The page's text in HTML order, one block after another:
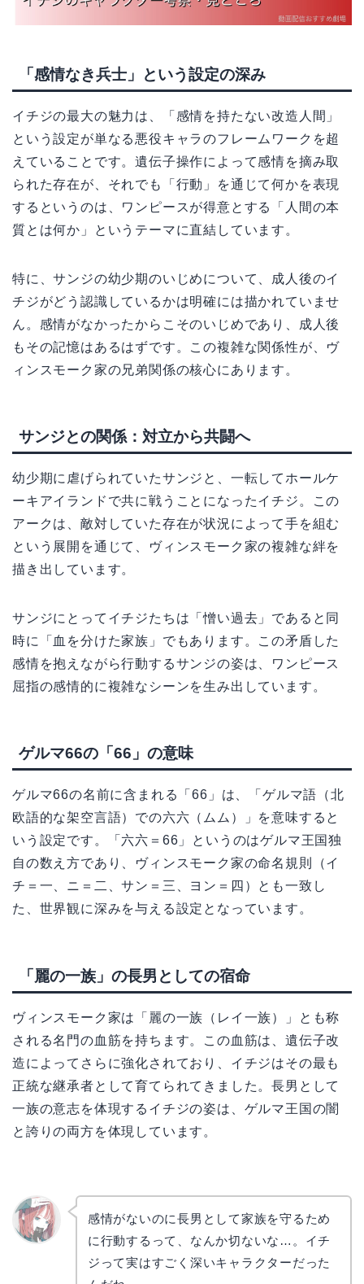
「感情なき兵士」という設定の深み
イチジの最大の魅力は、「感情を持たない改造人間」
という設定が単なる悪役キャラのフレームワークを超
えていることです。遺伝子操作によって感情を摘み取
られた存在が、それでも「行動」を通じて何かを表現
するというのは、ワンピースが得意とする「人間の本
質とは何か」というテーマに直結しています。
特に、サンジの幼少期のいじめについて、成人後のイ
チジがどう認識しているかは明確には描かれていませ
ん。感情がなかったからこそのいじめであり、成人後
もその記憶はあるはずです。この複雑な関係性が、ヴ
ィンスモーク家の兄弟関係の核心にあります。
サンジとの関係：対立から共闘へ
幼少期に虐げられていたサンジと、一転してホールケ
ーキアイランドで共に戦うことになったイチジ。この
アークは、敵対していた存在が状況によって手を組む
という展開を通じて、ヴィンスモーク家の複雑な絆を
描き出しています。
サンジにとってイチジたちは「憎い過去」であると同
時に「血を分けた家族」でもあります。この矛盾した
感情を抱えながら行動するサンジの姿は、ワンピース
屈指の感情的に複雑なシーンを生み出しています。
ゲルマ66の「66」の意味
ゲルマ66の名前に含まれる「66」は、「ゲルマ語（北
欧語的な架空言語）での六六（ムム）」を意味すると
いう設定です。「六六＝66」というのはゲルマ王国独
自の数え方であり、ヴィンスモーク家の命名規則（イ
チ＝一、ニ＝二、サン＝三、ヨン＝四）とも一致し
た、世界観に深みを与える設定となっています。
「麗の一族」の長男としての宿命
ヴィンスモーク家は「麗の一族（レイ一族）」とも称
される名門の血筋を持ちます。この血筋は、遺伝子改
造によってさらに強化されており、イチジはその最も
正統な継承者として育てられてきました。長男として
一族の意志を体現するイチジの姿は、ゲルマ王国の闇
と誇りの両方を体現しています。
感情がないのに長男として家族を守るため
に行動するって、なんか切ないな…。イチ
ジって実はすごく深いキャラクターだった